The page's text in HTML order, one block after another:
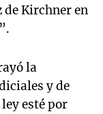
Kirchner en
la
y de
esté por